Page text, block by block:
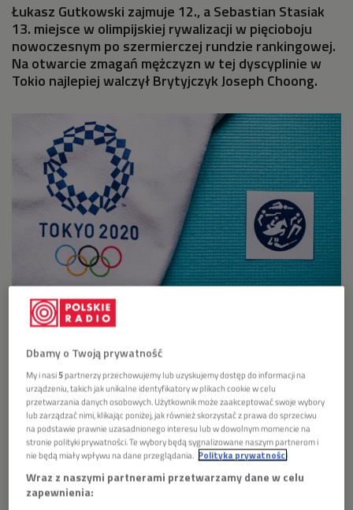
Łukasz Gutkowski zajmuje 12., a Sebastian Stasiak
13. miejsce w olimpijskiej rywalizacji w pięcioboju
nowoczesnym po szermierczej rundzie rankingowej.
Na otwarcie zmagań mężczyzn w tej dyscyplinie w
Tokio najlepiej walczył Brytyjczyk Joseph Choong.
Tokio 2020 Foto: Shutterstock.com/kovop58
Igrzyska w Tokio potrwają do 8 sierpnia
Impreza w stolicy Japonii pierwotnie miała się odbyć
rok temu, ale została przełożona z powodu pandemii
koronawirusa SARS-CoV-2
>>> SPRAWDŹ TABELĘ MEDALOWĄ
Polskie Radio - Oficjalny Nadawca Radiowy Igrzysk
Olimpijskich Tokio 2020 - przekaże 120 godzin transmisji,
Dbamy o Twoją prywatność
My i nasi5partnerzy przechowujemy lub uzyskujemy dostęp do informacji na
urządzeniu, takich jak unikalne identyfikatory w plikach cookie w celu
przetwarzania danych osobowych. Użytkownik może zaakceptować swoje wybory
lub zarządzać nimi, klikając poniżej, jak również skorzystać z prawa do sprzeciwu
na podstawie prawnie uzasadnionego interesu lub w dowolnym momencie na
stronie polityki prywatności. Te wybory będą sygnalizowane naszym partnerom i
nie będą miały wpływu na dane przeglądania. Polityka prywatności
Wraz z naszymi partnerami przetwarzamy dane w celu
zapewnienia: